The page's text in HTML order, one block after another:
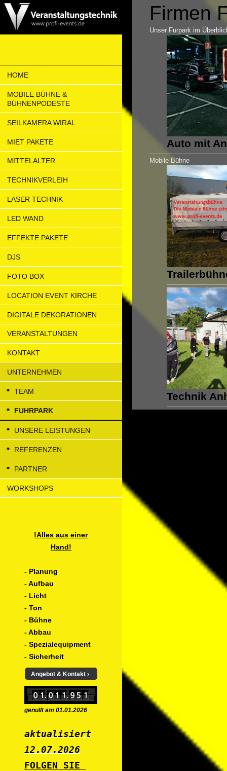
HOME
MOBILE BÜHNE &
BÜHNENPODESTE
SEILKAMERA WIRAL
MIET PAKETE
MITTELALTER
TECHNIKVERLEIH
LASER TECHNIK
LED WAND
EFFEKTE PAKETE
DJS
FOTO BOX
LOCATION EVENT KIRCHE
DIGITALE DEKORATIONEN
VERANSTALTUNGEN
KONTAKT
UNTERNEHMEN
TEAM
FUHRPARK
UNSERE LEISTUNGEN
REFERENZEN
PARTNER
WORKSHOPS
!Alles aus einer
Hand!
- Planung
- Aufbau
- Licht
- Ton
- Bühne
- Abbau
- Spezialequipment
- Sicherheit
Angebot & Kontakt
genullt am 01.01.2026
aktualisiert
12.07.2026
FOLGEN SIE
Firmen
Unser Furpark im
Auto mit
Mobile Bühne
Technik